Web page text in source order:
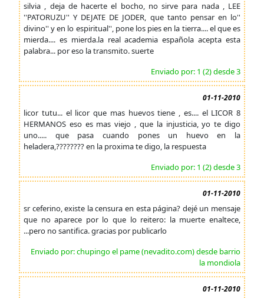
silvia , deja de hacerte el bocho, no sirve para nada , LEE
''PATORUZU'' Y DEJATE DE JODER, que tanto pensar en lo''
divino'' y en lo espiritual'', pone los pies en la tierra.... el que es
mierda.... es mierda.la real academia española acepta esta
palabra... por eso la transmito. suerte
Enviado por: 1 (2) desde 3
01-11-2010
licor tutu... el licor que mas huevos tiene , es.... el LICOR 8
HERMANOS eso es mas viejo , que la injusticia, yo te digo
uno..... que pasa cuando pones un huevo en la
heladera,???????? en la proxima te digo, la respuesta
Enviado por: 1 (2) desde 3
01-11-2010
sr ceferino, existe la censura en esta página? dejé un mensaje
que no aparece por lo que lo reitero: la muerte enaltece,
...pero no santifica. gracias por publicarlo
Enviado por: chupingo el pame (nevadito.com) desde barrio
la mondiola
01-11-2010